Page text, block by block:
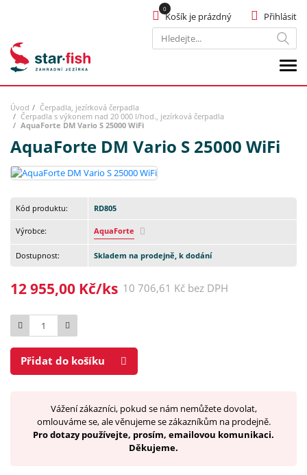
Hledat
Přihlásit
Košík je prázdný
Úvod
Čerpadla, jezírková čerpadla
Čerpadla s výkonem nad 20 000 l/hod., jezírková čerpadla
AquaForte DM Vario S 25000 WiFi
AquaForte DM Vario S 25000 WiFi
Kód produktu: RD805
Výrobce: AquaForte
Dostupnost: Skladem na prodejně, k dodání
12 955,00 Kč/ks 10 706,61 Kč bez DPH
Počet
Přidat do košíku
Vážení zákazníci, pokud se nám nemůžete dovolat,
omlouváme se, ale věnujeme se zákazníkům na prodejně.
Pro dotazy používejte, prosím, emailovou komunikaci.
Děkujeme.